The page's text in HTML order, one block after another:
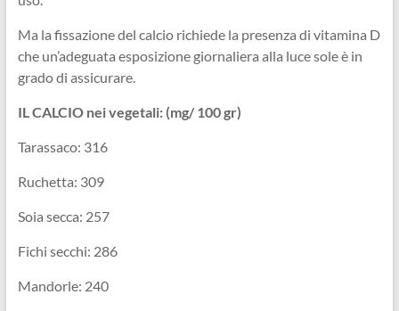
Ma la fissazione del calcio richiede la presenza di vitamina D
che un’adeguata esposizione giornaliera alla luce sole è in
grado di assicurare.
IL CALCIO nei vegetali: (mg/ 100 gr)
Tarassaco: 316
Ruchetta: 309
Soia secca: 257
Fichi secchi: 286
Mandorle: 240